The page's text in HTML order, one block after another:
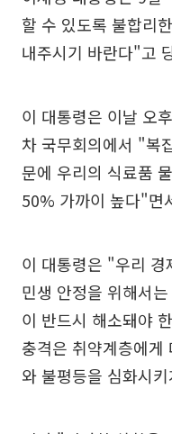
할 수 있도록 불합리
내주시기 바란다"고
이 대통령은 이날 오
차 국무회의에서 "복
문에 우리의 식료품
50% 가까이 높다"면
이 대통령은 "우리 경
민생 안정을 위해서
이 반드시 해소돼야
충격은 취약계층에
와 불평등을 심화시